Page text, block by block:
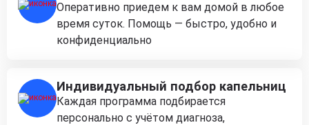
Оперативно приедем к вам домой в любое
время суток. Помощь — быстро, удобно и
конфиденциально
Индивидуальный подбор капельниц
Каждая программа подбирается
персонально с учётом диагноза,